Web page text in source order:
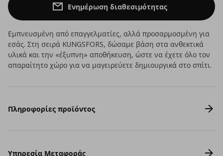
Ενημέρωση διαθεσιμότητας
Εμπνευσμένη από επαγγελματίες, αλλά προσαρμοσμένη για
εσάς. Στη σειρά KUNGSFORS, δώσαμε βάση στα ανθεκτικά
υλικά και την «έξυπνη» αποθήκευση, ώστε να έχετε όλο τον
απαραίτητο χώρο για να μαγειρεύετε δημιουργικά στο σπίτι.
Πληροφορίες προϊόντος
Υπηρεσία Μεταφοράς